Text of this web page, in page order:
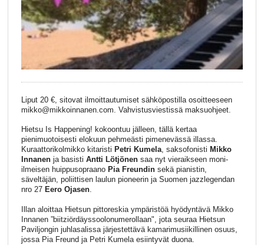
Liput 20 €, sitovat ilmoittautumiset sähköpostilla osoitteeseen
mikko@mikkoinnanen.com. Vahvistusviestissä maksuohjeet.
Hietsu Is Happening! kokoontuu jälleen, tällä kertaa
pienimuotoisesti elokuun pehmeästi pimenevässä illassa.
Kuraattorikolmikko kitaristi Petri Kumela, saksofonisti Mikko
Innanenja basisti Antti Lötjönensaa nyt vieraikseen moni-
ilmeisen huippusopraano Pia Freundinsekä pianistin,
säveltäjän, poliittisen laulun pioneerin ja Suomen jazzlegendan
nro 27 Eero Ojasen.
Illan aloittaa Hietsun pittoreskia ympäristöä hyödyntävä Mikko
Innanen ”biitziördäyssoolonumerollaan", jota seuraa Hietsun
Paviljongin juhlasalissa järjestettävä kamarimusiikillinen osuus,
jossa Pia Freund ja Petri Kumela esiintyvät duona.